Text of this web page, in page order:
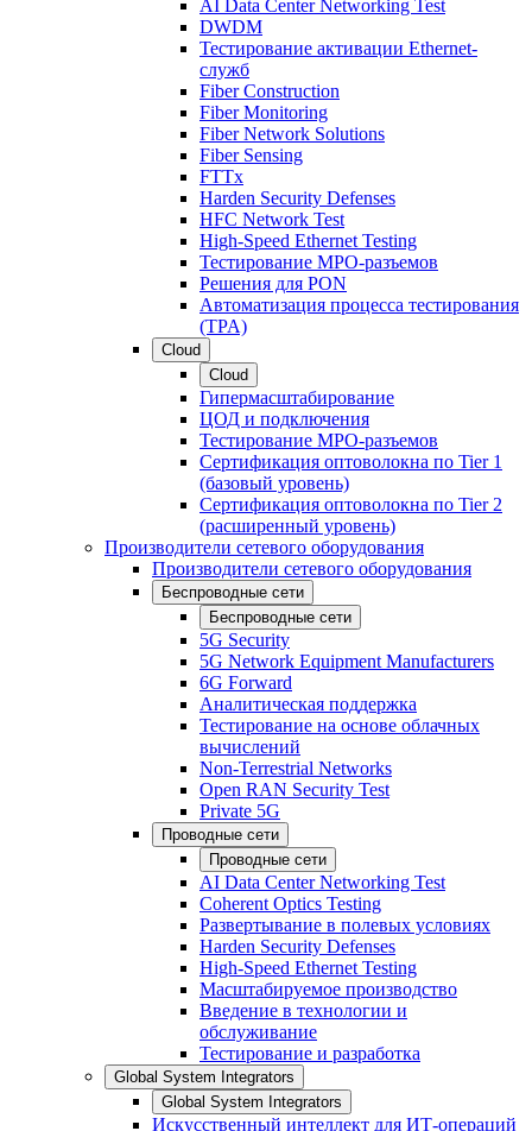
AI Data Center Networking Test
DWDM
Тестирование активации Ethernet-
служб
Fiber Construction
Fiber Monitoring
Fiber Network Solutions
Fiber Sensing
FTTx
Harden Security Defenses
HFC Network Test
High-Speed Ethernet Testing
Тестирование МРО-разъемов
Решения для PON
Автоматизация процесса тестирования
(TPA)
Cloud
Cloud
Гипермасштабирование
ЦОД и подключения
Тестирование МРО-разъемов
Сертификация оптоволокна по Tier 1
(базовый уровень)
Сертификация оптоволокна по Tier 2
(расширенный уровень)
Производители сетевого оборудования
Производители сетевого оборудования
Беспроводные сети
Беспроводные сети
5G Security
5G Network Equipment Manufacturers
6G Forward
Аналитическая поддержка
Тестирование на основе облачных
вычислений
Non-Terrestrial Networks
Open RAN Security Test
Private 5G
Проводные сети
Проводные сети
AI Data Center Networking Test
Coherent Optics Testing
Развертывание в полевых условиях
Harden Security Defenses
High-Speed Ethernet Testing
Масштабируемое производство
Введение в технологии и
обслуживание
Тестирование и разработка
Global System Integrators
Global System Integrators
Искусственный интеллект для ИТ-операций